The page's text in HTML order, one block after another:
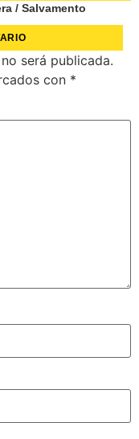
/ Salvamento
será publicada.
con *